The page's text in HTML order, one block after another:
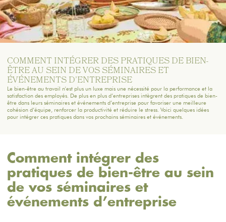
COMMENT INTÉGRER DES PRATIQUES DE BIEN-
ÊTRE AU SEIN DE VOS SÉMINAIRES ET
ÉVÉNEMENTS D’ENTREPRISE
Le bien-être au travail n'est plus un luxe mais une nécessité pour la performance et la
satisfaction des employés. De plus en plus d’entreprises intègrent des pratiques de bien-
être dans leurs séminaires et événements d’entreprise pour favoriser une meilleure
cohésion d’équipe, renforcer la productivité et réduire le stress. Voici quelques idées
pour intégrer ces pratiques dans vos prochains séminaires et événements.
Comment intégrer des
pratiques de bien-être au sein
de vos séminaires et
événements d’entreprise